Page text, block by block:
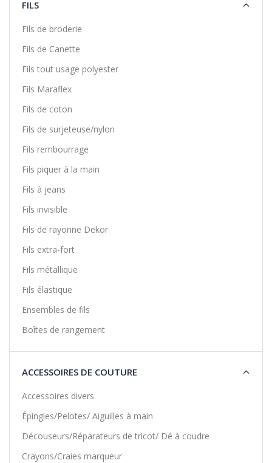
FILS
Fils de broderie
Fils de Canette
Fils tout usage polyester
Fils Maraflex
Fils de coton
Fils de surjeteuse/nylon
Fils rembourrage
Fils piquer à la main
Fils à jeans
Fils invisible
Fils de rayonne Dekor
Fils extra-fort
Fils métallique
Fils élastique
Ensembles de fils
Boîtes de rangement
ACCESSOIRES DE COUTURE
Accessoires divers
Épingles/Pelotes/ Aiguilles à main
Découseurs/Réparateurs de tricot/ Dé à coudre
Crayons/Craies marqueur